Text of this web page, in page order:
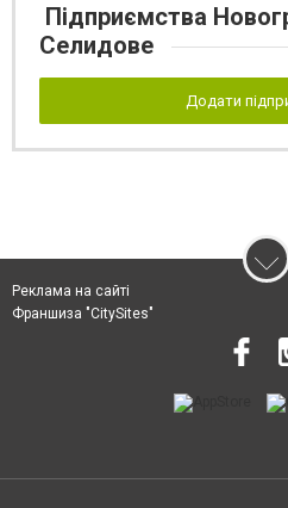
Підприємства
Селидове
Додати
Реклама на сайті
Франшиза "CitySites"